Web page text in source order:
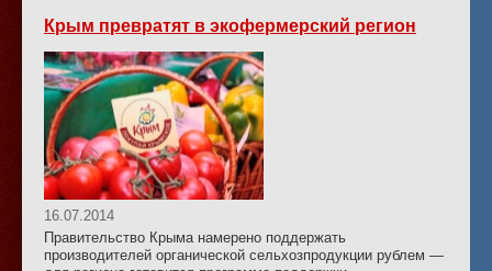
Крым превратят в экофермерский регион
16.07.2014
Правительство Крыма намерено поддержать
производителей органической сельхозпродукции рублем —